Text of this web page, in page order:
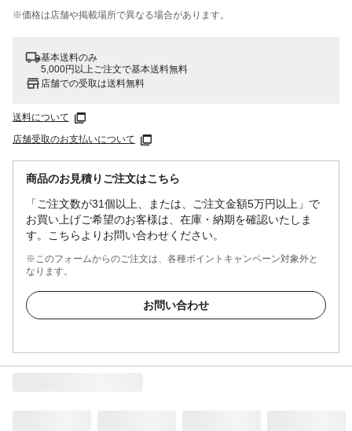
※価格は​店舗や​掲載場所で​異なる​場合が​あります。
基本送料のみ
5,000円以上ご注文で基本送料無料
店舗での受取は送料無料
送料について
店舗受取のお支払いについて
商品のお見積りご注文はこちら
「ご注文数が31個以上、または、ご注文金額5万円以上」で
お買い上げご希望のお客様は、在庫・納期を確認いたしま
す。こちらよりお問い合わせください。
※このフォームからのご注文は、各種ポイントキャンペーン対象外と
なります。
お問い合わせ